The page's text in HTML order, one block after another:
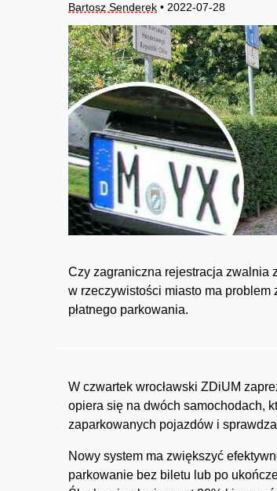
Bartosz Senderek • 2022-07-28
Czy zagraniczna rejestracja zwalnia
w rzeczywistości miasto ma problem
płatnego parkowania.
W czwartek wrocławski ZDiUM
opiera się na dwóch samochodach,
zaparkowanych pojazdów i
Nowy system ma zwiększyć
parkowanie bez biletu lub po